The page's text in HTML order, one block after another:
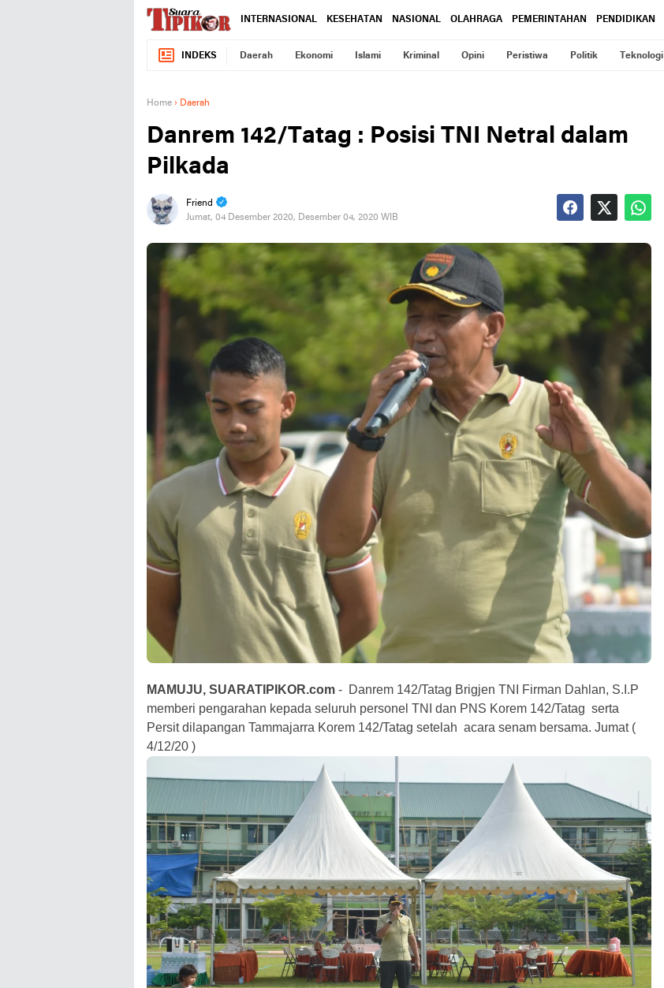
INTERNASIONAL KESEHATAN NASIONAL OLAHRAGA PEMERINTAHAN PENDIDIKAN
INDEKS Daerah Ekonomi Islami Kriminal Opini Peristiwa Politik Teknologi
Home › Daerah
Danrem 142/Tatag : Posisi TNI Netral dalam
Pilkada
Friend
Jumat, 04 Desember 2020, Desember 04, 2020 WIB
MAMUJU, SUARATIPIKOR.com - Danrem 142/Tatag Brigjen TNI Firman Dahlan, S.I.P
memberi pengarahan kepada seluruh personel TNI dan PNS Korem 142/Tatag serta
Persit dilapangan Tammajarra Korem 142/Tatag setelah acara senam bersama. Jumat (
4/12/20 )